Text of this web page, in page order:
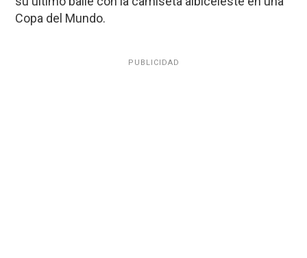
Copa del Mundo.
PUBLICIDAD